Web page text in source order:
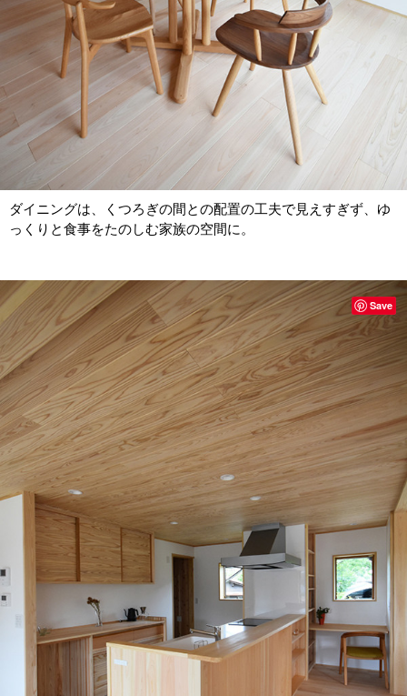
ダイニングは、くつろぎの間との配置の工夫で見えすぎず、ゆ
っくりと食事をたのしむ家族の空間に。
Save